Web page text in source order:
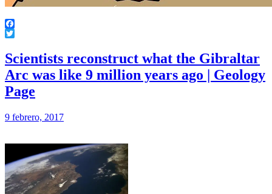
Facebook
Scientists reconstruct what the Gibraltar
Arc was like 9 million years ago | Geology
Page
9 febrero, 2017